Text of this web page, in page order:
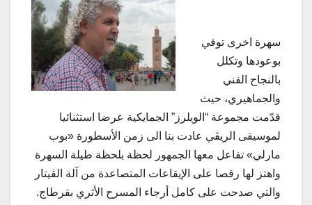
سهرة اخرى توفي
بوعودها وتكلل
بالنجاح الفني
والجماهيري، حيث
قدّمت مجموعة “الويلرز” الجمايكية عرضا استثنائيا
لموسيقى الريڤي عادت بنا الى زمن الأسطورة «بوب
مارلي» تفاعل معها الجمهور لحظة بلحظة طيلة السهرة
واهتز لها رقصا على الإيقاعات المتصاعدة من آلة الڤيتار
والتي صدحت على كامل أرجاء المسرح الأثري بقرطاج.